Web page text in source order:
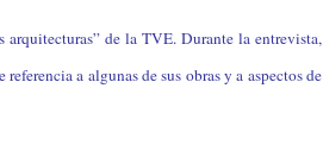
arquitecturas” de la TVE. Durante la entrevista,
a algunas de sus obras y a aspectos de